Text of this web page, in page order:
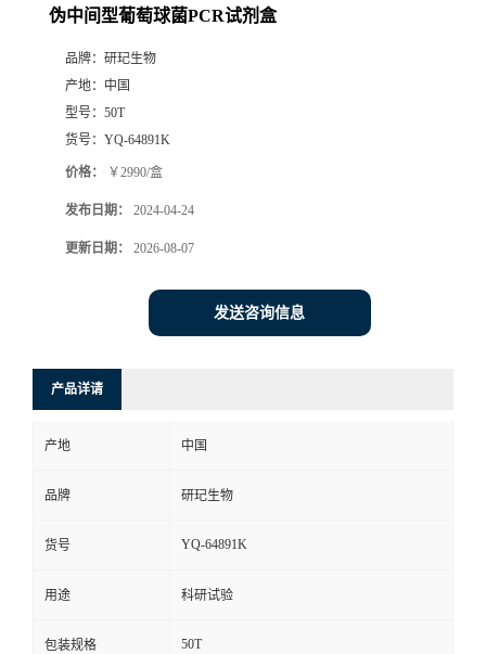
伪中间型葡萄球菌PCR试剂盒
品牌： 研玘生物
产地： 中国
型号： 50T
货号： YQ-64891K
价格： ￥2990/盒
发布日期： 2024-04-24
更新日期： 2026-08-07
发送咨询信息
产品详请
产地 中国
品牌 研玘生物
货号 YQ-64891K
用途 科研试验
包装规格 50T